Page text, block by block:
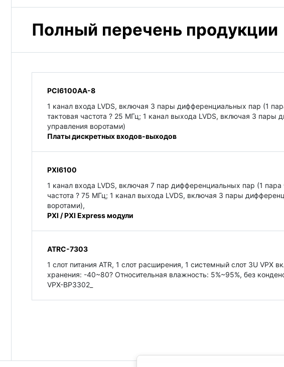
Полный перечень продукции
PCI6100AA-8
1 канал входа LVDS, включая 3 пары дифференциальных пар (1
тактовая частота ? 25 МГц; 1 канал выхода LVDS, включая 3
управления воротами)
Платы дискретных входов-выходов
PXI6100
1 канал входа LVDS, включая 7 пар дифференциальных пар (1
частота ? 75 МГц; 1 канал выхода LVDS, включая 3 пары
воротами),
PXI / PXI Express модули
ATRC-7303
1 слот питания ATR, 1 слот расширения, 1 системный слот 3U
хранения: -40~80? Относительная влажность: 5%~95%, без
VPX-BP3302_